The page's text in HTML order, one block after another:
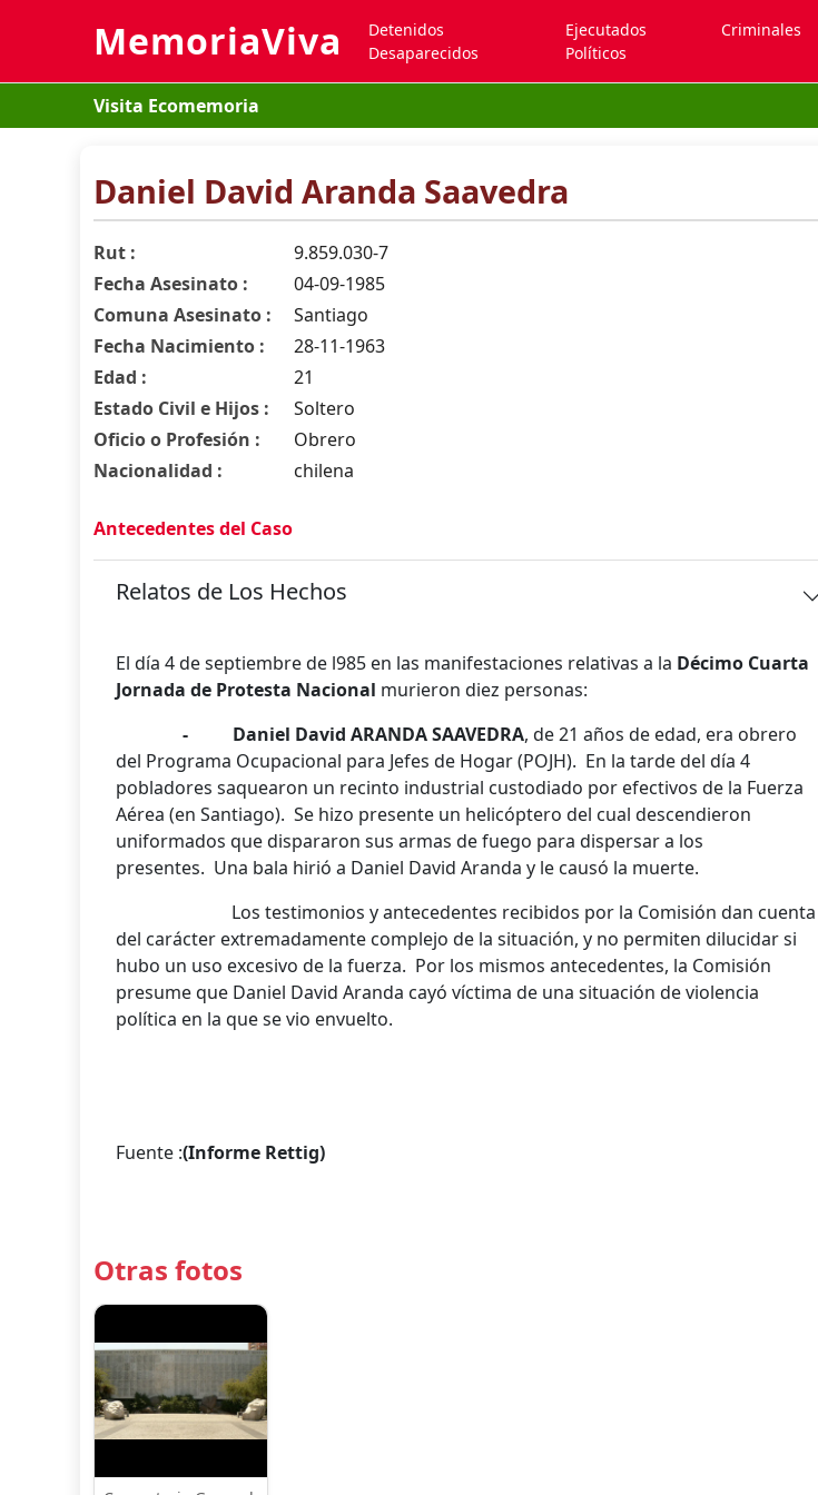
MemoriaViva
Detenidos
Desaparecidos
Ejecutados
Políticos
Criminales
Visita Ecomemoria
Daniel David Aranda Saavedra
Rut :
9.859.030-7
Fecha Asesinato :
04-09-1985
Comuna Asesinato :
Santiago
Fecha Nacimiento :
28-11-1963
Edad :
21
Estado Civil e Hijos :
Soltero
Oficio o Profesión :
Obrero
Nacionalidad :
chilena
Antecedentes del Caso
Relatos de Los Hechos
El día 4 de septiembre de l985 en las manifestaciones relativas a la Décimo Cuarta
Jornada de Protesta Nacional murieron diez personas:
- Daniel David ARANDA SAAVEDRA, de 21 años de edad, era obrero
del Programa Ocupacional para Jefes de Hogar (POJH). En la tarde del día 4
pobladores saquearon un recinto industrial custodiado por efectivos de la Fuerza
Aérea (en Santiago). Se hizo presente un helicóptero del cual descendieron
uniformados que dispararon sus armas de fuego para dispersar a los
presentes. Una bala hirió a Daniel David Aranda y le causó la muerte.
Los testimonios y antecedentes recibidos por la Comisión dan cuenta
del carácter extremadamente complejo de la situación, y no permiten dilucidar si
hubo un uso excesivo de la fuerza. Por los mismos antecedentes, la Comisión
presume que Daniel David Aranda cayó víctima de una situación de violencia
política en la que se vio envuelto.
Fuente :(Informe Rettig)
Otras fotos